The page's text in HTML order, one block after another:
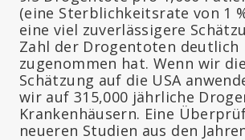
(eine Sterblichkeitsrate von 1
eine viel zuverlässigere
Zahl der Drogentoten deutlich
zugenommen hat. Wenn wir
Schätzung auf die USA
wir auf 315,000 jährliche
Krankenhäusern. Eine
neueren Studien aus den